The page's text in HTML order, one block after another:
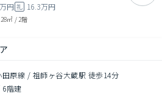
円 礼 16.3万円
㎡ / 2階
田原線 / 祖師ヶ谷大蔵駅 徒歩14分
6階建